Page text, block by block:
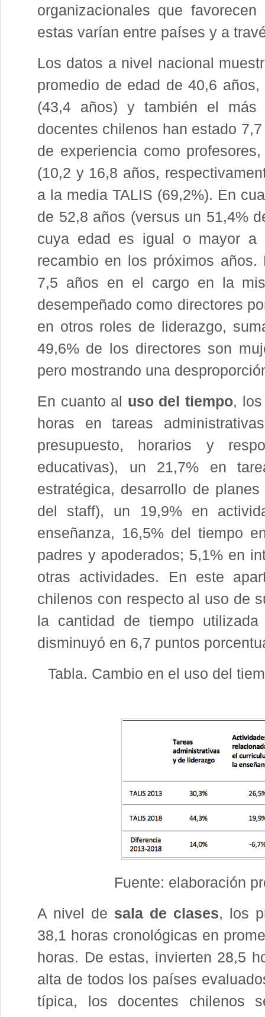
organizacionales que
estas varían entre países y a
Los datos a nivel nacional
promedio de edad de 40,6
(43,4 años) y también el más
docentes chilenos han estado
de experiencia como
(10,2 y 16,8 años,
a la media TALIS (69,2%). En
de 52,8 años (versus un 51,4%
cuya edad es igual o mayor
recambio en los próximos
7,5 años en el cargo en la
desempeñado como directores
en otros roles de liderazgo,
49,6% de los directores son
pero mostrando una
En cuanto al uso del tiempo,
horas en tareas
presupuesto, horarios y
educativas), un 21,7% en
estratégica, desarrollo de
del staff), un 19,9% en
enseñanza, 16,5% del tiempo
padres y apoderados; 5,1% en
otras actividades. En este
chilenos con respecto al uso de
la cantidad de tiempo
disminuyó en 6,7 puntos
Tabla. Cambio en el uso del
Fuente: elaboración
A nivel de sala de clases, los
38,1 horas cronológicas en
horas. De estas, invierten 28,5
alta de todos los países
típica, los docentes chilenos